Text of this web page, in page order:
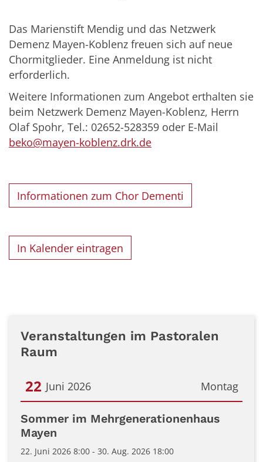
Das Marienstift Mendig und das Netzwerk
Demenz Mayen-Koblenz freuen sich auf neue
Chormitglieder. Eine Anmeldung ist nicht
erforderlich.
Weitere Informationen zum Angebot erthalten sie
beim Netzwerk Demenz Mayen-Koblenz, Herrn
Olaf Spohr, Tel.: 02652-528359 oder E-Mail
beko@mayen-koblenz.drk.de
Informationen zum Chor Dementi
In Kalender eintragen
Veranstaltungen im Pastoralen
Raum
Montag
22 Juni 2026
Datum: 22. Juni 2026
Sommer im Mehrgenerationenhaus
Mayen
22. Juni 2026 8:00 - 30. Aug. 2026 18:00